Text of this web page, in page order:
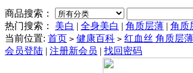
商品搜索：
热门搜索：
美白 | 全身美白 | 角质层薄 | 角质
当前位置: 首页 > 健康百科 > 红血丝 角质层
会员登陆 | 注册新会员 | 找回密码